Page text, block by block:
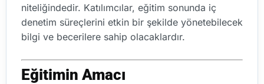
niteliğindedir. Katılımcılar, eğitim sonunda iç
denetim süreçlerini etkin bir şekilde yönetebilecek
bilgi ve becerilere sahip olacaklardır.
Eğitimin Amacı